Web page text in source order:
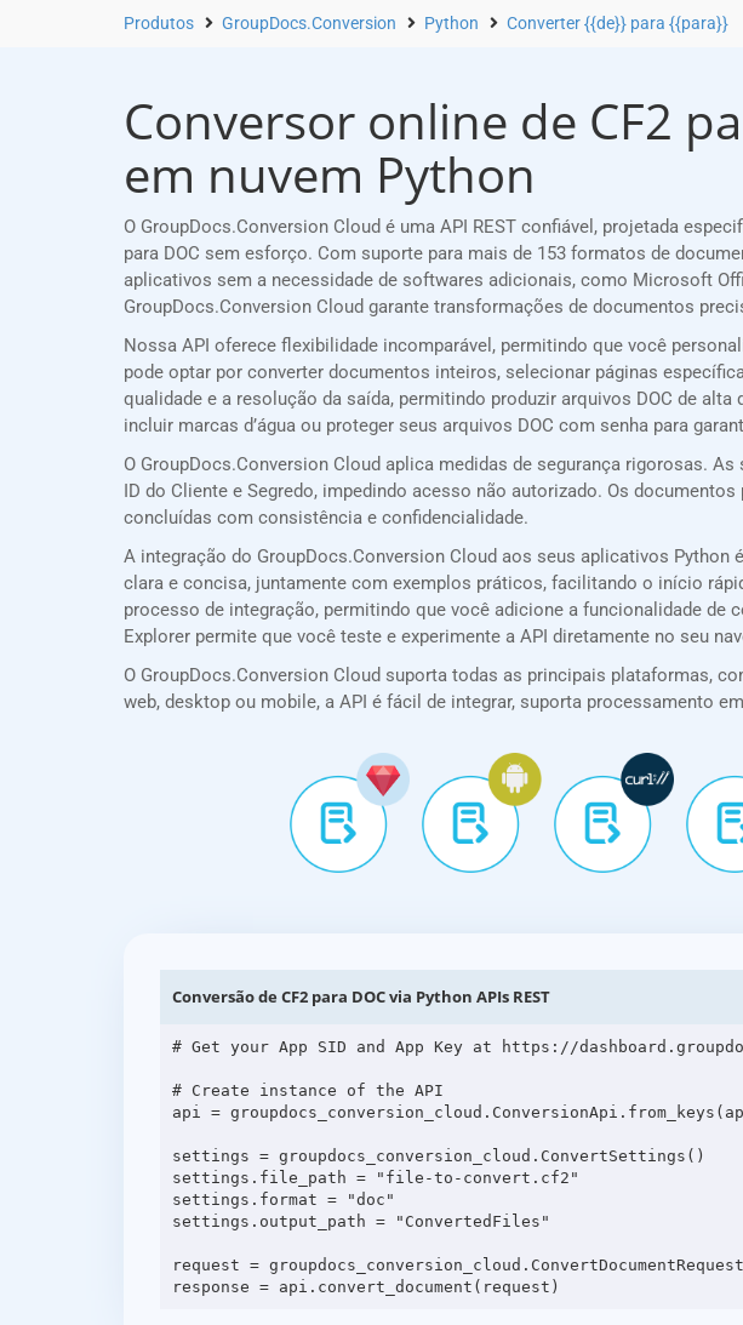
Produtos GroupDocs.Conversion Python Converter {{de}} para {{para}}
Conversor online de CF2
em nuvem Python
O GroupDocs.Conversion Cloud é uma API REST confiável, projetada
para DOC sem esforço. Com suporte para mais de 153 formatos de
aplicativos sem a necessidade de softwares adicionais, como Microsoft
GroupDocs.Conversion Cloud garante transformações de documentos
Nossa API oferece flexibilidade incomparável, permitindo que você
pode optar por converter documentos inteiros, selecionar páginas
qualidade e a resolução da saída, permitindo produzir arquivos DOC de
incluir marcas d’água ou proteger seus arquivos DOC com senha para
O GroupDocs.Conversion Cloud aplica medidas de segurança rigorosas.
ID do Cliente e Segredo, impedindo acesso não autorizado. Os
concluídas com consistência e confidencialidade.
A integração do GroupDocs.Conversion Cloud aos seus aplicativos
clara e concisa, juntamente com exemplos práticos, facilitando o início
processo de integração, permitindo que você adicione a funcionalidade de
Explorer permite que você teste e experimente a API diretamente no seu
O GroupDocs.Conversion Cloud suporta todas as principais plataformas,
web, desktop ou mobile, a API é fácil de integrar, suporta processamento
Conversão de CF2 para DOC via Python APIs REST
# Get your App SID and App Key at https://
# Create instance of the API
api =
settings = groupdocs_conversion_cloud.ConvertSettings()
settings.file_path = "file-to-convert.cf2"
settings.format = "doc"
settings.output_path = "ConvertedFiles"
request =